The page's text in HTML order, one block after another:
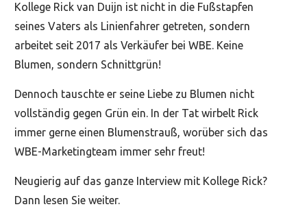
Kollege Rick van Duijn ist nicht in die Fußstapfen
seines Vaters als Linienfahrer getreten, sondern
arbeitet seit 2017 als Verkäufer bei WBE. Keine
Blumen, sondern Schnittgrün!
Dennoch tauschte er seine Liebe zu Blumen nicht
vollständig gegen Grün ein. In der Tat wirbelt Rick
immer gerne einen Blumenstrauß, worüber sich das
WBE-Marketingteam immer sehr freut!
Neugierig auf das ganze Interview mit Kollege Rick?
Dann lesen Sie weiter.